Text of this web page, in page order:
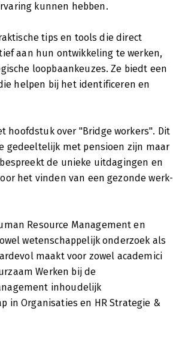
kunnen hebben.
tips en tools die direct
aan hun ontwikkeling te werken,
loopbaankeuzes. Ze biedt een
helpen bij het identificeren en
hoofdstuk over "Bridge workers". Dit
gedeeltelijk met pensioen zijn maar
de unieke uitdagingen en
het vinden van een gezonde werk-
Resource Management en
wetenschappelijk onderzoek als
maakt voor zowel academici
Werken bij de
inhoudelijk
in Organisaties en HR Strategie &